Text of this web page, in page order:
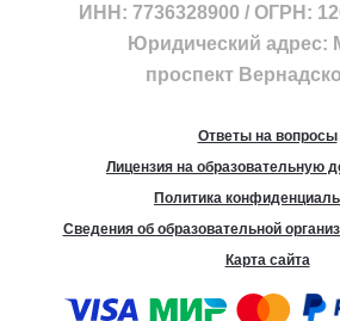
ИНН: 7736328900 / ОГРН:
Юридический адрес:
проспект
Ответы на вопросы
Лицензия на образовательную
Политика
Сведения об образовательной
Карта сайта